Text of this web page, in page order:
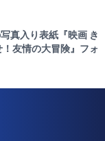
真入り表紙『映画 き
友情の大冒険』フォ